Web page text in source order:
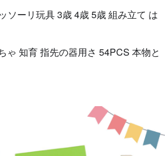
ソーリ玩具 3歳 4歳 5歳 組み立て は
ゃ 知育 指先の器用さ 54PCS 本物と